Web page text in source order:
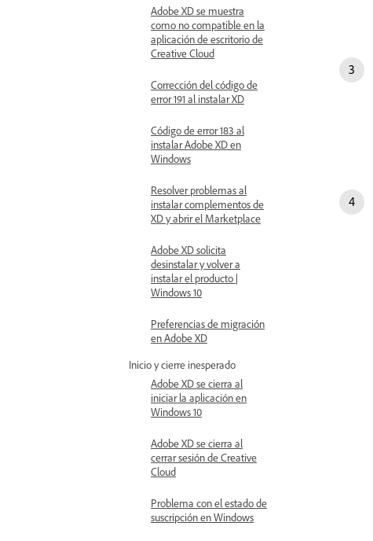
Adobe XD se muestra
como no compatible en la
aplicación de escritorio de
Creative Cloud
Corrección del código de
error 191 al instalar XD
Código de error 183 al
instalar Adobe XD en
Windows
Resolver problemas al
instalar complementos de
XD y abrir el Marketplace
Adobe XD solicita
desinstalar y volver a
instalar el producto |
Windows 10
Preferencias de migración
en Adobe XD
Inicio y cierre inesperado
Adobe XD se cierra al
iniciar la aplicación en
Windows 10
Adobe XD se cierra al
cerrar sesión de Creative
Cloud
Problema con el estado de
suscripción en Windows